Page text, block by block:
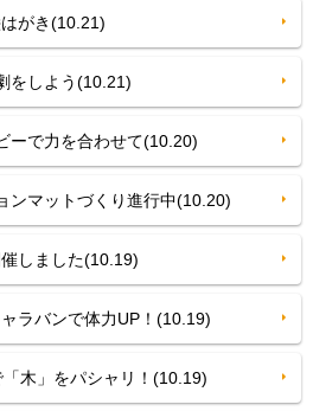
がき(10.21)
しよう(10.21)
で力を合わせて(10.20)
マットづくり進行中(10.20)
しました(10.19)
ラバンで体力UP！(10.19)
木」をパシャリ！(10.19)